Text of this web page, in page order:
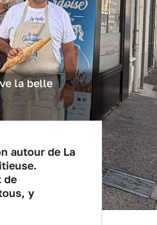
la belle
autour de La
de
y